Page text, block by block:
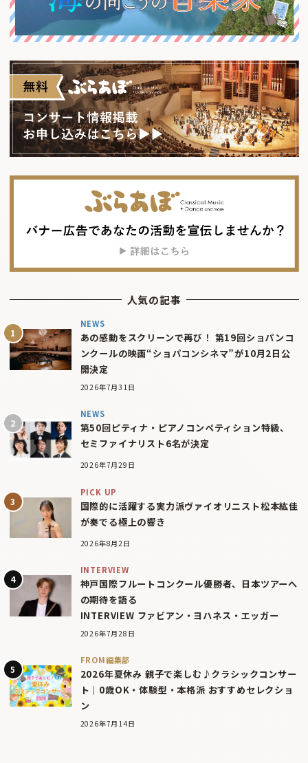
人気の記事
NEWS
あの感動をスクリーンで再び！ 第19回ショパンコ
ンクールの映画“ショパコンシネマ”が10月2日公
開決定
2026年7月31日
NEWS
第50回ピティナ・ピアノコンペティション特級、
セミファイナリスト6名が決定
2026年7月29日
PICK UP
国際的に活躍する実力派ヴァイオリニスト松本紘佳
が奏でる極上の響き
2026年8月2日
INTERVIEW
神戸国際フルートコンクール優勝者、日本ツアーへ
の期待を語る
INTERVIEW ファビアン・ヨハネス・エッガー
2026年7月28日
FROM編集部
2026年夏休み 親子で楽しむ♪クラシックコンサー
ト｜0歳OK・体験型・本格派 おすすめセレクショ
ン
2026年7月14日